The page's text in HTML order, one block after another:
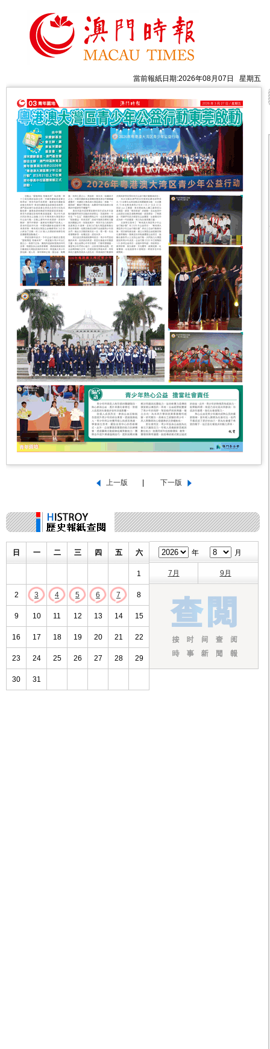
當前報紙日期:2026年08月07日 星期五
日 一 二 三 四 五 六
1
2 3 4 5 6 7 8
9 10 11 12 13 14 15
16 17 18 19 20 21 22
23 24 25 26 27 28 29
30 31
年 月
7月 9月